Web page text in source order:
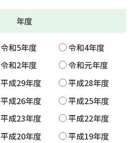
年度
令和5年度
令和4年度
令和2年度
令和元年度
平成29年度
平成28年度
平成26年度
平成25年度
平成23年度
平成22年度
平成20年度
平成19年度